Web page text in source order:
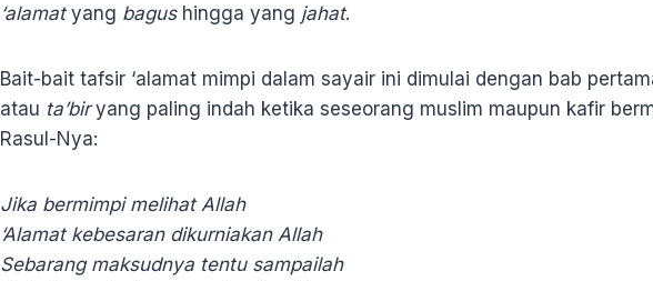
‘alamatyang bagushingga yang jahat.
Bait-bait tafsir ‘alamat mimpi dalam sayair ini dimulai dengan bab
atau ta’biryang paling indah ketika seseorang muslim maupun kafir
Rasul-Nya:
Jika bermimpi melihat Allah
‘Alamat kebesaran dikurniakan Allah
Sebarang maksudnya tentu sampailah